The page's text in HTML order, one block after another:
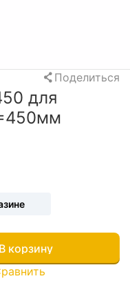
Поделиться
для
В корзину